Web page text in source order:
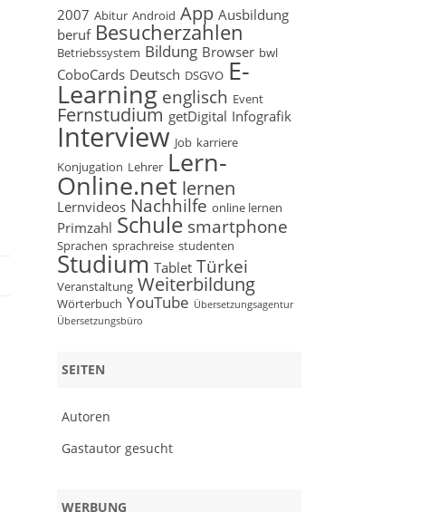
2007 Abitur Android App Ausbildung
beruf Besucherzahlen
Betriebssystem Bildung Browser bwl
CoboCards Deutsch DSGVO E-
Learning englisch Event
Fernstudium getDigital Infografik
Interview Job karriere
Konjugation Lehrer Lern-
Online.net lernen
Lernvideos Nachhilfe online lernen
Primzahl Schule smartphone
Sprachen sprachreise studenten
Studium Tablet Türkei
Veranstaltung Weiterbildung
Wörterbuch YouTube Übersetzungsagentur
Übersetzungsbüro
SEITEN
Autoren
Gastautor gesucht
WERBUNG